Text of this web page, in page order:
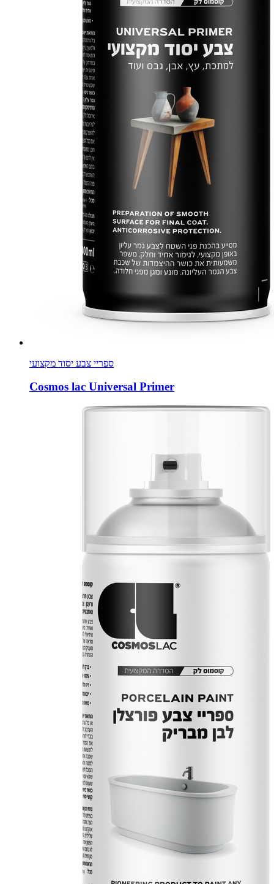
ספריי צבע יסוד מקצועי
Cosmos lac Universal Primer